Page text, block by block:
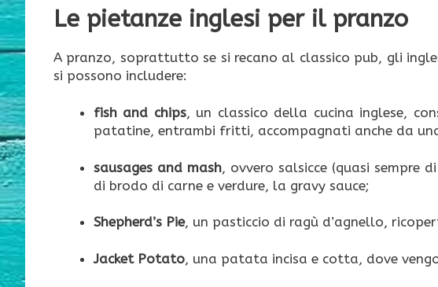
Le pietanze inglesi per il pranzo
A pranzo, soprattutto se si recano al classico pub, gli
si possono includere:
fish and chips, un classico della cucina inglese,
patatine, entrambi fritti, accompagnati anche da
sausages and mash, ovvero salsicce (quasi sempre
di brodo di carne e verdure, la gravy sauce;
Shepherd’s Pie, un pasticcio di ragù d’agnello,
Jacket Potato, una patata incisa e cotta, dove